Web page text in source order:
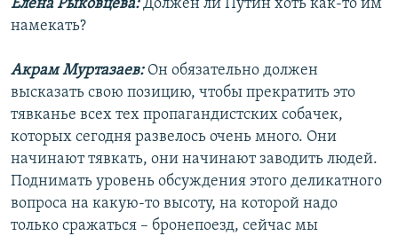
Елена Рыковцева:Должен ли Путин хоть как-то им
намекать?
Акрам Муртазаев: Он обязательно должен
высказать свою позицию, чтобы прекратить это
тявканье всех тех пропагандистских собачек,
которых сегодня развелось очень много. Они
начинают тявкать, они начинают заводить людей.
Поднимать уровень обсуждения этого деликатного
вопроса на какую-то высоту, на которой надо
только сражаться – бронепоезд, сейчас мы